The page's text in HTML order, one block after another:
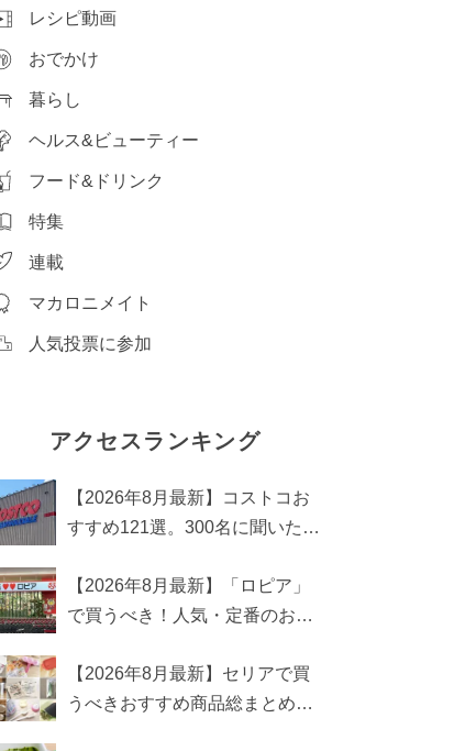
レシピ動画
おでかけ
暮らし
ヘルス&ビューティー
フード&ドリンク
特集
連載
マカロニメイト
人気投票に参加
アクセスランキング
【2026年8月最新】コストコお
すすめ121選。300名に聞いた買
め商品も
【2026年8月最新】「ロピア」
で買うべき！人気・定番のおす
【2026年8月最新】セリアで買
うべきおすすめ商品総まとめ。